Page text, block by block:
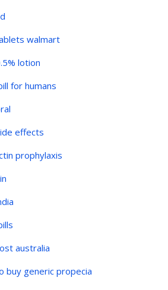
walmart
lotion
for humans
effects
prophylaxis
australia
buy generic propecia